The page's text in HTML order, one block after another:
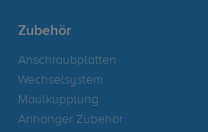
Zubehör
Anschraubplatten
Wechselsystem
Maulkupplung
Anhänger Zubehör